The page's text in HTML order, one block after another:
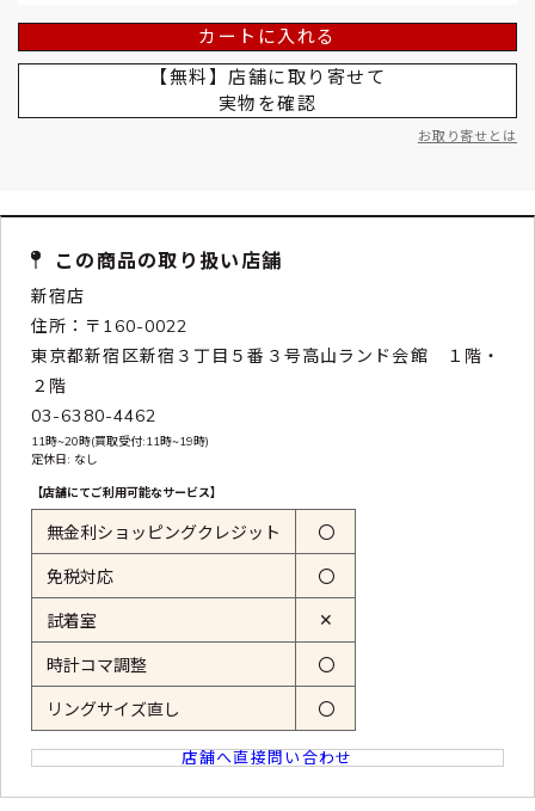
カートに入れる
【無料】店舗に取り寄せて
実物を確認
お取り寄せとは
この商品の取り扱い店舗
新宿店
住所：〒160-0022
東京都新宿区新宿３丁目５番３号高山ランド会館 １階・
２階
03-6380-4462
11時~20時(買取受付:11時~19時)
定休日: なし
【店舗にてご利用可能なサービス】
無金利ショッピングクレジット 〇
免税対応 〇
試着室 ✕
時計コマ調整 〇
リングサイズ直し 〇
店舗へ直接問い合わせ